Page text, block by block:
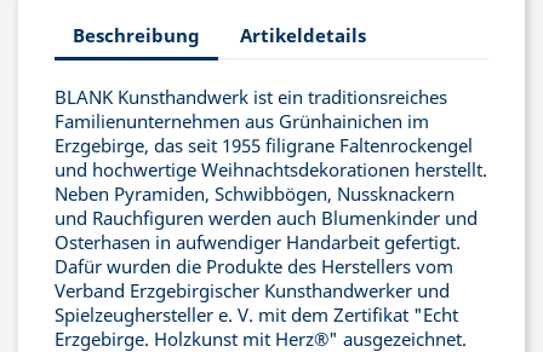
Beschreibung Artikeldetails
BLANK Kunsthandwerk ist ein traditionsreiches
Familienunternehmen aus Grünhainichen im
Erzgebirge, das seit 1955 filigrane Faltenrockengel
und hochwertige Weihnachtsdekorationen herstellt.
Neben Pyramiden, Schwibbögen, Nussknackern
und Rauchfiguren werden auch Blumenkinder und
Osterhasen in aufwendiger Handarbeit gefertigt.
Dafür wurden die Produkte des Herstellers vom
Verband Erzgebirgischer Kunsthandwerker und
Spielzeughersteller e. V. mit dem Zertifikat "Echt
Erzgebirge. Holzkunst mit Herz®" ausgezeichnet.